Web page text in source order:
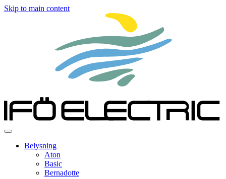
Skip to main content
Belysning
Aton
Basic
Bernadotte